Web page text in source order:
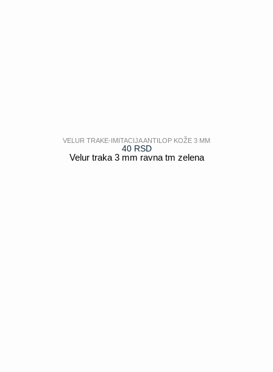
VELUR TRAKE-IMITACIJA ANTILOP KOŽE 3 MM
40 RSD
Velur traka 3 mm ravna tm zelena